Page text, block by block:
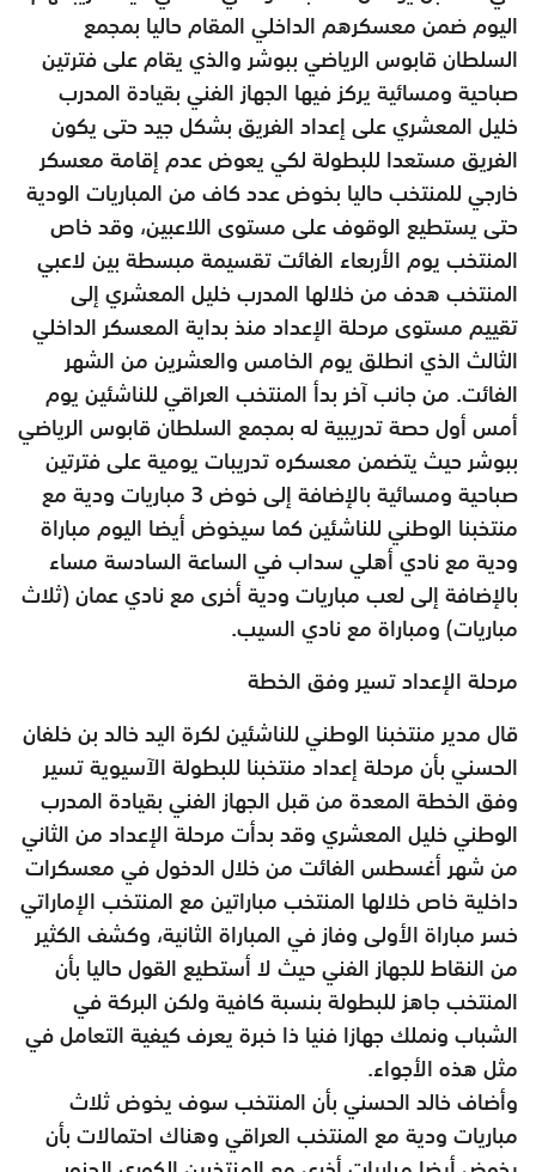
اليوم ضمن معسكرهم الداخلي المقام حاليا بمجمع
السلطان قابوس الرياضي ببوشر والذي يقام على فترتين
صباحية ومسائية يركز فيها الجهاز الفني بقيادة المدرب
خليل المعشري على إعداد الفريق بشكل جيد حتى يكون
الفريق مستعدا للبطولة لكي يعوض عدم إقامة معسكر
خارجي للمنتخب حاليا بخوض عدد كاف من المباريات الودية
حتى يستطيع الوقوف على مستوى اللاعبين، وقد خاص
المنتخب يوم الأربعاء الفائت تقسيمة مبسطة بين لاعبي
المنتخب هدف من خلالها المدرب خليل المعشري إلى
تقييم مستوى مرحلة الإعداد منذ بداية المعسكر الداخلي
الثالث الذي انطلق يوم الخامس والعشرين من الشهر
الفائت. من جانب آخر بدأ المنتخب العراقي للناشئين يوم
أمس أول حصة تدريبية له بمجمع السلطان قابوس الرياضي
ببوشر حيث يتضمن معسكره تدريبات يومية على فترتين
صباحية ومسائية بالإضافة إلى خوض 3 مباريات ودية مع
منتخبنا الوطني للناشئين كما سيخوض أيضا اليوم مباراة
ودية مع نادي أهلي سداب في الساعة السادسة مساء
بالإضافة إلى لعب مباريات ودية أخرى مع نادي عمان (ثلاث
مباريات) ومباراة مع نادي السيب.
مرحلة الإعداد تسير وفق الخطة
قال مدير منتخبنا الوطني للناشئين لكرة اليد خالد بن خلفان
الحسني بأن مرحلة إعداد منتخبنا للبطولة الآسيوية تسير
وفق الخطة المعدة من قبل الجهاز الفني بقيادة المدرب
الوطني خليل المعشري وقد بدأت مرحلة الإعداد من الثاني
من شهر أغسطس الفائت من خلال الدخول في معسكرات
داخلية خاص خلالها المنتخب مباراتين مع المنتخب الإماراتي
خسر مباراة الأولى وفاز في المباراة الثانية، وكشف الكثير
من النقاط للجهاز الفني حيث لا أستطيع القول حاليا بأن
المنتخب جاهز للبطولة بنسبة كافية ولكن البركة في
الشباب ونملك جهازا فنيا ذا خبرة يعرف كيفية التعامل في
مثل هذه الأجواء.
وأضاف خالد الحسني بأن المنتخب سوف يخوض ثلاث
مباريات ودية مع المنتخب العراقي وهناك احتمالات بأن